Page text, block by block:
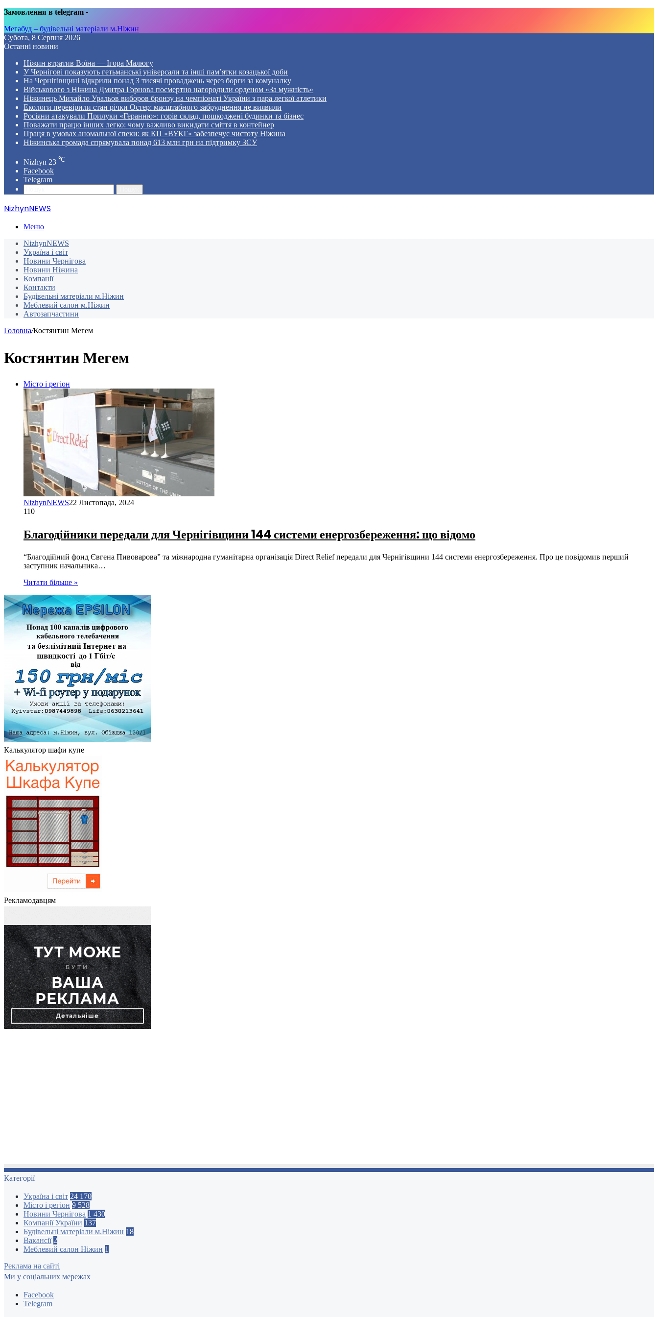
Замовлення в telegram -
Мегабуд – будівельні матеріали м.Ніжин
Субота, 8 Серпня 2026
Останні новини
Ніжин втратив Воїна — Ігора Малюгу
У Чернігові показують гетьманські універсали та інші пам’ятки козацької доби
На Чернігівщині відкрили понад 3 тисячі проваджень через борги за комуналку
Військового з Ніжина Дмитра Горнова посмертно нагородили орденом «За мужність»
Ніжинець Михайло Уральов виборов бронзу на чемпіонаті України з пара легкої атлетики
Екологи перевірили стан річки Остер: масштабного забруднення не виявили
Росіяни атакували Прилуки «Геранню»: горів склад, пошкоджені будинки та бізнес
Поважати працю інших легко: чому важливо викидати сміття в контейнер
Праця в умовах аномальної спеки: як КП «ВУКГ» забезпечує чистоту Ніжина
Ніжинська громада спрямувала понад 613 млн грн на підтримку ЗСУ
Nizhyn 23 ℃
Facebook
Telegram
NizhynNEWS
Меню
NizhynNEWS
Україна і світ
Новини Чернігова
Новини Ніжина
Компанії
Контакти
Будівельні матеріали м.Ніжин
Меблевий салон м.Ніжин
Автозапчастини
Головна/Костянтин Мегем
Костянтин Мегем
Місто і регіон
NizhynNEWS22 Листопада, 2024
110
Благодійники передали для Чернігівщини 144 системи енергозбереження: що відомо
“Благодійний фонд Євгена Пивоварова” та міжнародна гуманітарна організація Direct Relief передали для Чернігівщини 144 системи енергозбереження. Про це повідомив перший
заступник начальника…
Читати більше »
Калькулятор шафи купе
Рекламодавцям
Категорії
Україна і світ 24 170
Місто і регіон 9 528
Новини Чернігова 1 430
Компанії України 137
Будівельні матеріали м.Ніжин 18
Вакансії 2
Меблевий салон Ніжин 1
Реклама на сайті
Ми у соціальних мережах
Facebook
Telegram